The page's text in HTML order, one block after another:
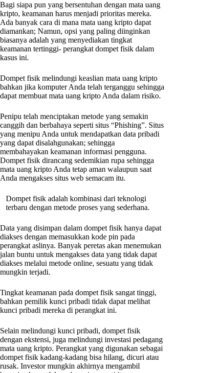
Bagi siapa pun yang bersentuhan dengan mata uang
kripto, keamanan harus menjadi prioritas mereka.
Ada banyak cara di mana mata uang kripto dapat
diamankan; Namun, opsi yang paling diinginkan
biasanya adalah yang menyediakan tingkat
keamanan tertinggi- perangkat dompet fisik dalam
kasus ini.
Dompet fisik melindungi keaslian mata uang kripto
bahkan jika komputer Anda telah terganggu sehingga
dapat membuat mata uang kripto Anda dalam risiko.
Penipu telah menciptakan metode yang semakin
canggih dan berbahaya seperti situs “Phishing”. Situs
yang menipu Anda untuk mendapatkan data pribadi
yang dapat disalahgunakan; sehingga
membahayakan keamanan informasi pengguna.
Dompet fisik dirancang sedemikian rupa sehingga
mata uang kripto Anda tetap aman walaupun saat
Anda mengakses situs web semacam itu.
Dompet fisik adalah kombinasi dari teknologi
terbaru dengan metode proses yang sederhana.
Data yang disimpan dalam dompet fisik hanya dapat
diakses dengan memasukkan kode pin pada
perangkat aslinya. Banyak peretas akan menemukan
jalan buntu untuk mengakses data yang tidak dapat
diakses melalui metode online, sesuatu yang tidak
mungkin terjadi.
Tingkat keamanan pada dompet fisik sangat tinggi,
bahkan pemilik kunci pribadi tidak dapat melihat
kunci pribadi mereka di perangkat ini.
Selain melindungi kunci pribadi, dompet fisik
dengan ekstensi, juga melindungi investasi pedagang
mata uang kripto. Perangkat yang digunakan sebagai
dompet fisik kadang-kadang bisa hilang, dicuri atau
rusak. Investor mungkin akhirnya mengambil